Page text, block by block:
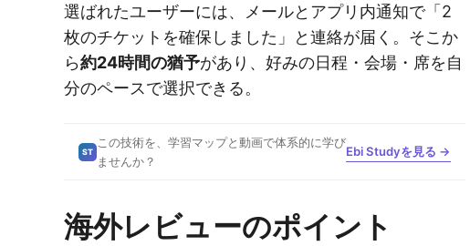
選ばれたユーザーには、メールとアプリ内通知で「2
枚のチケットを確保しました」と連絡が届く。そこか
ら約24時間の猶予があり、好みの日程・会場・席を自
分のペースで選択できる。
ST
この技術を、学習マップと動画で体系的に学び
ませんか？
Ebi Studyを見る →
海外レビューのポイント